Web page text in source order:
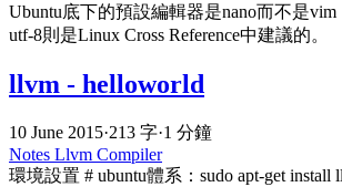
Ubuntu底下的預設編輯器是nano而不是vim
utf-8則是Linux Cross Reference中建議的。
llvm - helloworld
10 June 2015·213 字·1 分鐘
Notes Llvm Compiler
環境設置 # ubuntu體系：sudo apt-get install